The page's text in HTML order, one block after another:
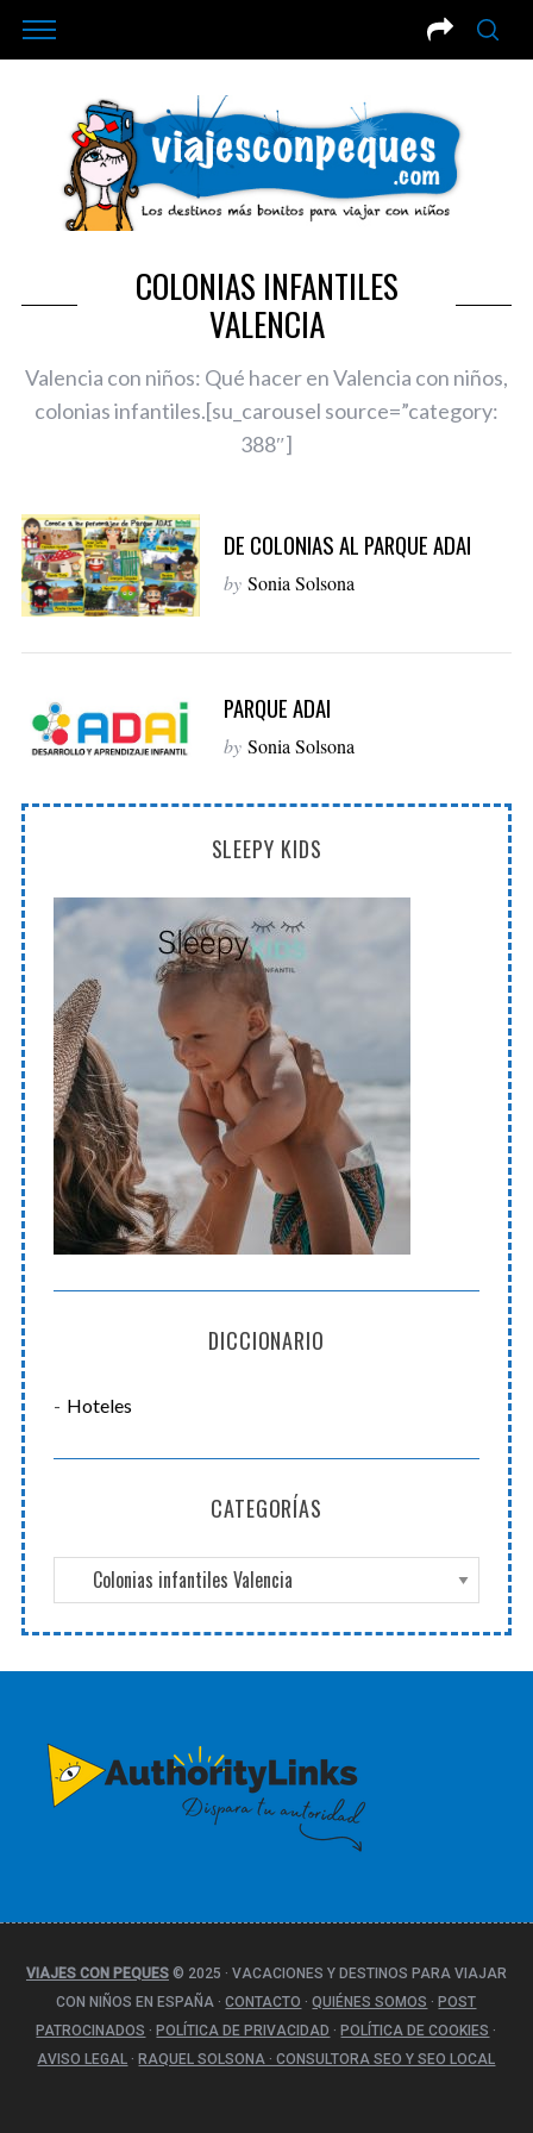
COLONIAS INFANTILES
VALENCIA
Valencia con niños: Qué hacer en Valencia con niños,
colonias infantiles.[su_carousel source=”category:
388″]
DE COLONIAS AL PARQUE ADAI
by Sonia Solsona
PARQUE ADAI
by Sonia Solsona
SLEEPY KIDS
DICCIONARIO
Hoteles
CATEGORÍAS
a
t
e
o
r
í
VIAJES CON PEQUES© 2025 · VACACIONES Y DESTINOS PARA VIAJAR
CON NIÑOS EN ESPAÑA · CONTACTO · QUIÉNES SOMOS · POST
PATROCINADOS · POLÍTICA DE PRIVACIDAD · POLÍTICA DE COOKIES ·
AVISO LEGAL · RAQUEL SOLSONA · CONSULTORA SEO Y SEO LOCAL
a
r
c
h
f
o
r
: